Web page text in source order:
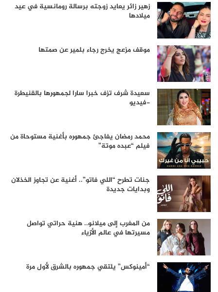
زهير زائر يعايد زوجته برسالة رومانسية في عيد
ميلادها
موقف مزعج يخرج رجاء بلمير عن صمتها
سعيدة شرف تزف خبرا سارا لجمهورها بالقنيطرة
-فيديو
محمد رمضان يفاجئ جمهوره بأغنية مستوحاة من
فيلم “عبده موتة”
جنات تطرح “اللي فاتو”.. أغنية عن تجاوز الخذلان
وبدايات جديدة
من المغرب إلى ميلانو.. هنية حراتي تواصل
مسيرتها في عالم الأزياء
“أمينوكس” يلتقي جمهوره بالشرق لأول مرة